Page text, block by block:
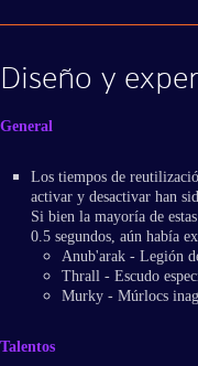
Diseño y
General
Los tiempos de
activar y desactivar han
Si bien la mayoría de
0.5 segundos, aún había
Anub'arak - Legión
Thrall - Escudo
Murky - Múrlocs
Talentos